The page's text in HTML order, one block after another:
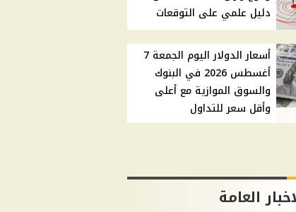
دليل علمي على التوقعات
أسعار الدولار اليوم الجمعة 7
أغسطس 2026 في البنوك
والسوق الموازية مع أعلى
وأقل سعر للتداول
العامة